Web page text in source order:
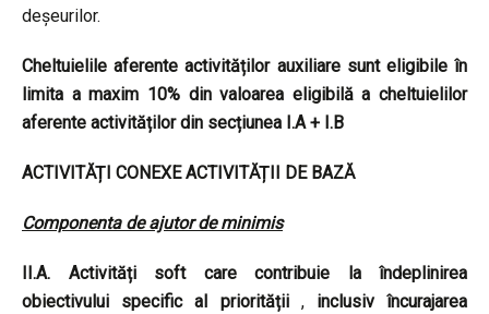
deșeurilor.
Cheltuielile aferente activităților auxiliare sunt eligibile în
limita a maxim 10% din valoarea eligibilă a cheltuielilor
aferente activităților din secțiunea I.A + I.B
ACTIVITĂȚI CONEXE ACTIVITĂȚII DE BAZĂ
Componenta de ajutor de minimis
II.A. Activități soft care contribuie la îndeplinirea
obiectivului specific al priorității ,inclusiv încurajarea